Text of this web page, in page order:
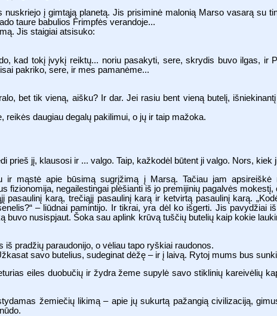
į gimtąją planetą. Jis prisiminė malonią Marso vasarą su
taure babulios Frimpfės verandoje...
Jis staigiai atsisuko:
kad tokį įvykį reiktų... noriu pasakyti, sere, skrydis buvo ilgas, ir
pakriko, sere, ir mes pamanėme...
bet tik vieną, aišku? Ir dar. Jei rasiu bent vieną butelį,
daugiau degalų pakilimui, o jų ir taip mažoka.
prieš jį, klausosi ir ... valgo. Taip, kažkodėl būtent ji valgo. Nors, kiek
ir mąstė apie būsimą sugrįžimą į Marsą. Tačiau jam apsireiškė
fizionomija, negailestingai plėšianti iš jo premijinių pagalvės
pasaulinį karą, trečiąjį pasaulinį karą ir ketvirtą pasaulinį karą.
– liūdnai pamintijo. Ir tikrai, yra dėl ko išgerti. Jis pavydžiai
nusispjaut. Šoka sau aplink krūvą tuščių butelių kaip kokie
pradžių paraudonijo, o vėliau tapo ryškiai raudonos.
savo butelius, sudeginat dėžę – ir į laivą. Rytoj mums bus
eiles duobučių ir žydra žeme supylė savo stiklinių kareivėlių
žemiečių likimą – apie jų sukurtą pažangią civilizaciją,